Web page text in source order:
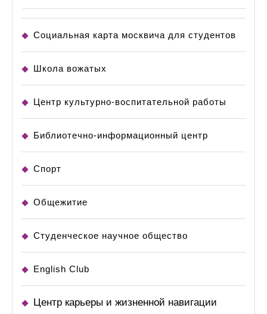
Социальная карта москвича для студентов
Школа вожатых
Центр культурно-воспитательной работы
Библиотечно-информационный центр
Спорт
Общежитие
Студенческое научное общество
English Club
Центр карьеры и жизненной навигации